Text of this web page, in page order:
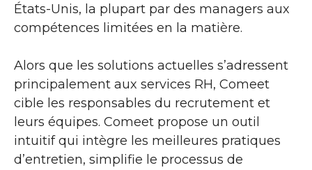
États-Unis, la plupart par des managers aux
compétences limitées en la matière.
Alors que les solutions actuelles s’adressent
principalement aux services RH, Comeet
cible les responsables du recrutement et
leurs équipes. Comeet propose un outil
intuitif qui intègre les meilleures pratiques
d’entretien, simplifie le processus de